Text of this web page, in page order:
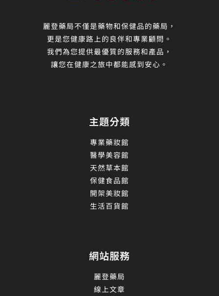
麗登藥局不僅是藥物和保健品的藥局，
更是您健康路上的良伴和專業顧問。
我們為您提供最優質的服務和產品，
讓您在健康之旅中都能感到安心。
主題分類
專業藥妝館
醫學美容館
天然草本館
保健食品館
開架美妝館
生活百貨館
網站服務
麗登藥局
線上文章